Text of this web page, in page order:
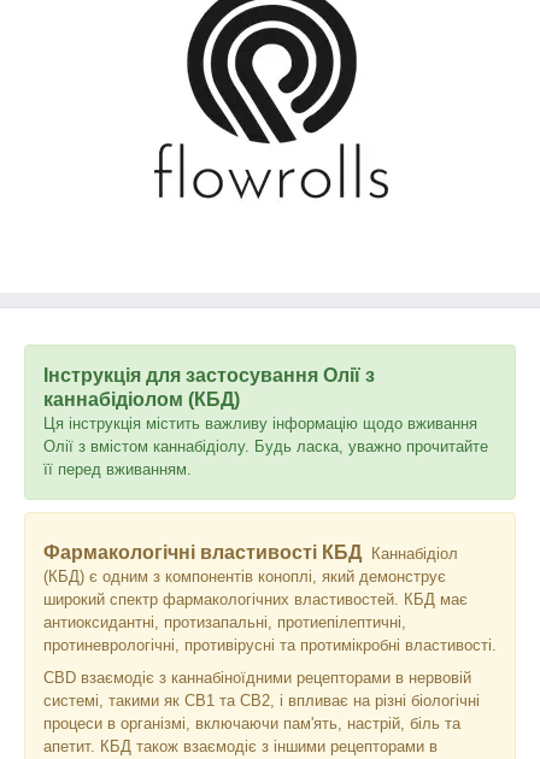
Інструкція для застосування Олії з
каннабідіолом (КБД)
Ця інструкція містить важливу інформацію щодо вживання
Олії з вмістом каннабідіолу. Будь ласка, уважно прочитайте
її перед вживанням.
Фармакологічні властивості КБД
Каннабідіол
(КБД) є одним з компонентів коноплі, який демонструє
широкий спектр фармакологічних властивостей. КБД має
антиоксидантні, протизапальні, протиепілептичні,
протиневрологічні, противірусні та протимікробні властивості.
CBD взаємодіє з каннабіноїдними рецепторами в нервовій
системі, такими як CB1 та CB2, і впливає на різні біологічні
процеси в організмі, включаючи пам'ять, настрій, біль та
апетит. КБД також взаємодіє з іншими рецепторами в